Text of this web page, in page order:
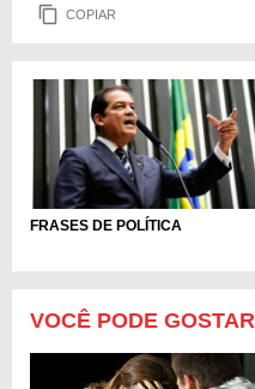
COPIAR
FRASES DE POLÍTICA
VOCÊ PODE GOSTAR